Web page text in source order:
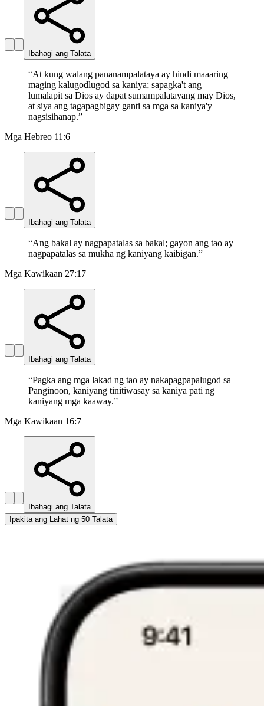
Ibahagi ang Talata
“At kung walang pananampalataya ay hindi maaaring
maging kalugodlugod sa kaniya; sapagka't ang
lumalapit sa Dios ay dapat sumampalatayang may Dios,
at siya ang tagapagbigay ganti sa mga sa kaniya'y
nagsisihanap.”
Mga Hebreo 11:6
Ibahagi ang Talata
“Ang bakal ay nagpapatalas sa bakal; gayon ang tao ay
nagpapatalas sa mukha ng kaniyang kaibigan.”
Mga Kawikaan 27:17
Ibahagi ang Talata
“Pagka ang mga lakad ng tao ay nakapagpapalugod sa
Panginoon, kaniyang tinitiwasay sa kaniya pati ng
kaniyang mga kaaway.”
Mga Kawikaan 16:7
Ibahagi ang Talata
Ipakita ang Lahat ng 50 Talata